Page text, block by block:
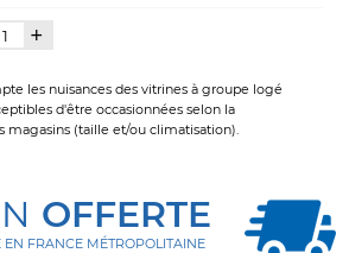
+
les nuisances des vitrines à groupe logé
d'être occasionnées selon la
magasins (taille et/ou climatisation).
OFFERTE
FRANCE MÉTROPOLITAINE